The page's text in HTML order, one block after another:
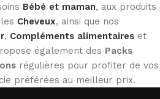
Bébé et maman, aux produits
Cheveux, ainsi que nos
, Compléments alimentaires et
également des Packs
régulières pour profiter de vos
préférées au meilleur prix.